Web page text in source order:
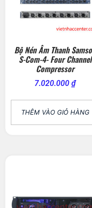
Bộ Nén Âm Thanh
S-Com-4- Four Channel
Compressor
7.020.000 ₫
THÊM VÀO GIỎ HÀNG